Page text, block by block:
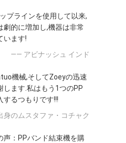
プラインを使用して以来,
劇的に増加し,機器は非常
います!
—— アビナッシュ インド
機械,そしてZoeyの迅速
します.私はもう1つのPP
するつもりです!!!
のムスタファ・コチャク
声：PPバンド結束機を購